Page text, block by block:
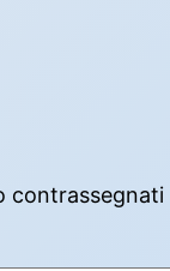
contrassegnati